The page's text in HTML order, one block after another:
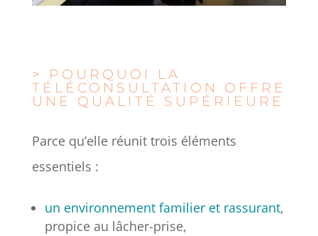
> POURQUOI LA
TÉLÉCONSULTATION OFFRE
UNE QUALITÉ SUPÉRIEURE
Parce qu’elle réunit trois éléments
essentiels :
un environnement familier et rassurant,
propice au lâcher-prise,